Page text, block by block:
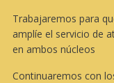
Trabajaremos para
amplíe el servicio de
en ambos núcleos
Continuaremos con